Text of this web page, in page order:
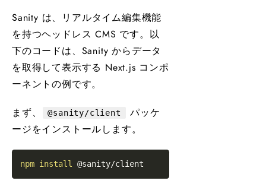
Sanity は、リアルタイム編集機能
を持つヘッドレス CMS です。以
下のコードは、Sanity からデータ
を取得して表示する Next.js コンポ
ーネントの例です。
まず、 @sanity/client
パッケ
ージをインストールします。
npm install